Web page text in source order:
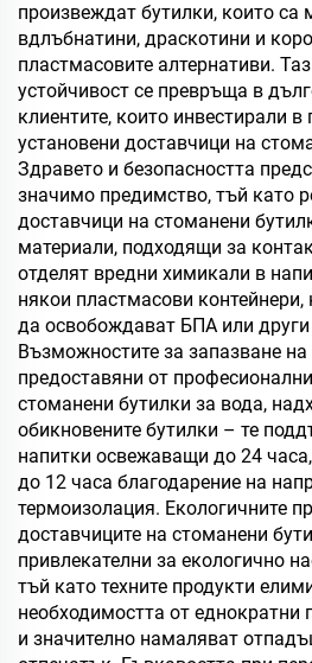
произвеждат бутилки, които са
вдлъбнатини, драскотини и
пластмасовите алтернативи.
устойчивост се превръща в
клиентите, които инвестирали в
установени доставчици на
Здравето и безопасността
значимо предимство, тъй като
доставчици на стоманени
материали, подходящи за
отделят вредни химикали в
някои пластмасови
да освобождават БПА или
Възможностите за запазване на
предоставяни от
стоманени бутилки за вода,
обикновените бутилки – те
напитки освежаващи до 24
до 12 часа благодарение на
термоизолация. Екологичните
доставчиците на стоманени
привлекателни за екологично
тъй като техните продукти
необходимостта от еднократни
и значително намаляват